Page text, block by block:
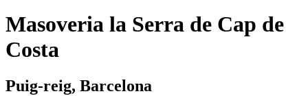
Masoveria la Serra de Cap de
Costa
Puig-reig, Barcelona